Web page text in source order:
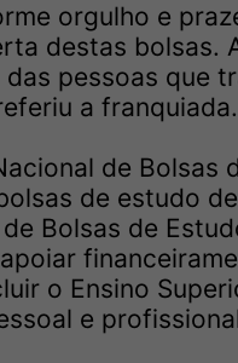
orgulho e
destas bolsas.
pessoas que
a franquiada.
de
de estudo
Bolsas de
o Ensino
e